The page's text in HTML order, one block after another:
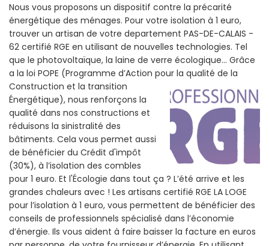
Nous vous proposons un dispositif contre la précarité
énergétique des ménages. Pour votre isolation à 1 euro,
trouver un artisan de votre departement PAS-DE-CALAIS -
62 certifié RGE en utilisant de nouvelles technologies. Tel
que le photovoltaïque, la laine de verre écologique... Grâce
a la loi POPE (Programme d’Action pour la qualité de la
Construction et la transition
Énergétique), nous renforçons la
qualité dans nos constructions et
réduisons la sinistralité des
bâtiments. Cela vous permet aussi
de bénéficier du Crédit d'impôt
(30%), à l’isolation des combles
pour 1 euro. Et l'Écologie dans tout ça ? L’été arrive et les
grandes chaleurs avec ! Les artisans certifié RGE LA LOGE
pour l’isolation à 1 euro, vous permettent de bénéficier des
conseils de professionnels spécialisé dans l’économie
d’énergie. Ils vous aident à faire baisser la facture en euros